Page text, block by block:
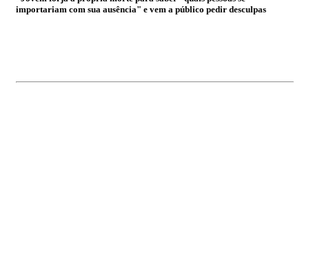
importariam com sua ausência" e vem a público pedir desculpas